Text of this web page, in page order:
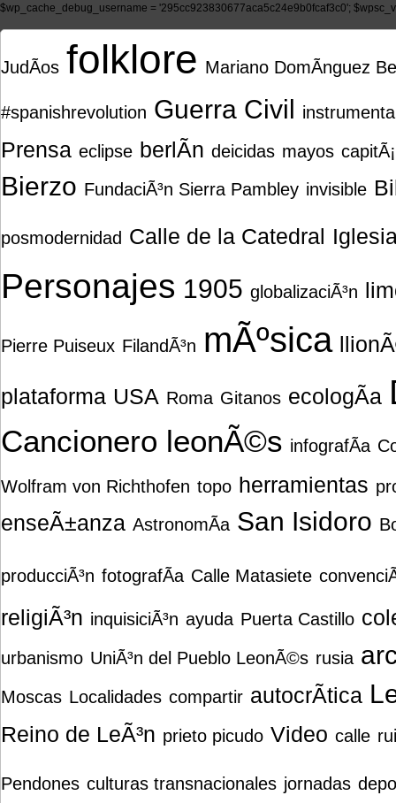
$wp_cache_debug_username = '295cc923830677aca5c24e9b0fcaf3c0';
JudÃ­os folklore Mariano DomÃ­nguez
#spanishrevolution Guerra Civil
Prensa eclipse berlÃ­n deicidas mayos
Bierzo FundaciÃ³n Sierra Pambley invisible
posmodernidad Calle de la Catedral
Personajes 1905 globalizaciÃ³n
Pierre Puiseux FilandÃ³n mÃºsica
plataforma USA Roma Gitanos ecologÃ­a
Cancionero leonÃ©s infografÃ­a
Wolfram von Richthofen topo herramientas
enseÃ±anza AstronomÃ­a San Isidoro
producciÃ³n fotografÃ­a Calle Matasiete
religiÃ³n inquisiciÃ³n ayuda Puerta Castillo
urbanismo UniÃ³n del Pueblo LeonÃ©s rusia
Moscas Localidades compartir autocrÃ­tica
Reino de LeÃ³n prieto picudo Video calle
Pendones culturas transnacionales jornadas